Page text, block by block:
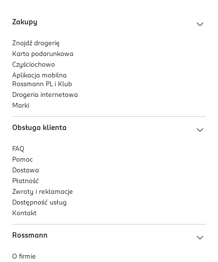
Zakupy
Znajdź drogerię
Karta podarunkowa
Czyściochowo
Aplikacja mobilna
Rossmann PL i Klub
Drogeria internetowa
Marki
Obsługa klienta
FAQ
Pomoc
Dostawa
Płatność
Zwroty i reklamacje
Dostępność usług
Kontakt
Rossmann
O firmie